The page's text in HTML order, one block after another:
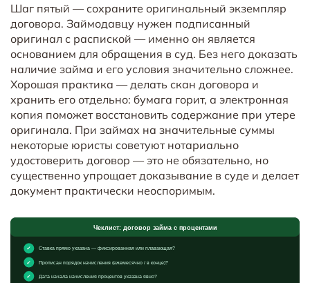
Шаг пятый — сохраните оригинальный экземпляр
договора. Займодавцу нужен подписанный
оригинал с распиской — именно он является
основанием для обращения в суд. Без него доказать
наличие займа и его условия значительно сложнее.
Хорошая практика — делать скан договора и
хранить его отдельно: бумага горит, а электронная
копия поможет восстановить содержание при утере
оригинала. При займах на значительные суммы
некоторые юристы советуют нотариально
удостоверить договор — это не обязательно, но
существенно упрощает доказывание в суде и делает
документ практически неоспоримым.